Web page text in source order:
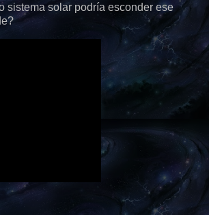
sistema solar podría esconder ese